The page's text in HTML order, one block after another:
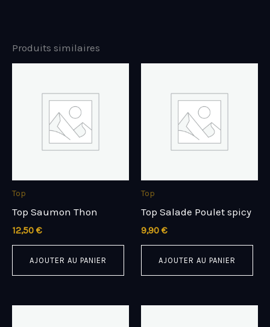
Produits similaires
Top
Top Saumon Thon
12,50 €
AJOUTER AU PANIER
Top
Top Salade Poulet spicy
9,90 €
AJOUTER AU PANIER